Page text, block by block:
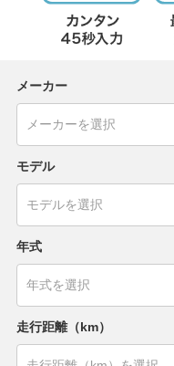
メーカー
モデル
年式
走行距離（km）